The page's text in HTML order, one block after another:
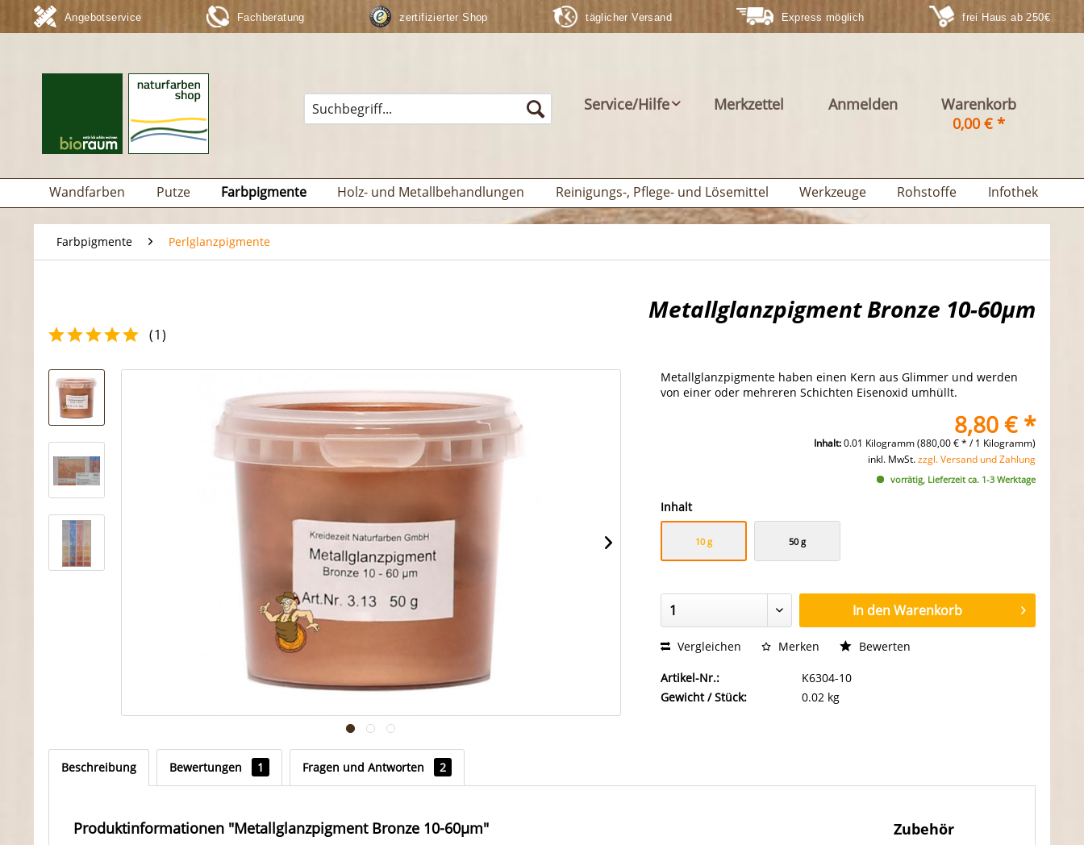
Angebotservice Fachberatung zertifizierter Shop täglicher Versand Express möglich frei Haus ab 250€
Service/Hilfe Merkzettel Anmelden
Warenkorb
0,00 € *
Wandfarben Putze Farbpigmente Holz- und Metallbehandlungen Reinigungs-, Pflege- und Lösemittel Werkzeuge Rohstoffe Infothek
Farbpigmente Perlglanzpigmente
Metallglanzpigment Bronze 10-60µm
(1)
Metallglanzpigmente haben einen Kern aus Glimmer und werden
von einer oder mehreren Schichten Eisenoxid umhüllt.
8,80 € *
Inhalt:0.01 Kilogramm (880,00 € * / 1 Kilogramm)
inkl. MwSt.zzgl. Versand und Zahlung
vorrätig, Lieferzeit ca. 1-3 Werktage
Inhalt
10 g 50 g
In den Warenkorb
Vergleichen Merken Bewerten
Artikel-Nr.:
K6304-10
Gewicht / Stück:
0.02 kg
Beschreibung Bewertungen 1 Fragen und Antworten 2
Produktinformationen "Metallglanzpigment Bronze 10-60µm" Zubehör